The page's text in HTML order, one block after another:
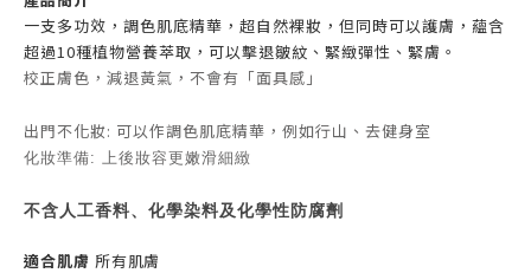
一支多功效， 調色肌底精華，超自然裸妝，但同時可以護膚，蘊含
超過10種植物營養萃取，可以擊退皺紋、緊緻彈性、緊膚。
校正膚色，減退黃氣，不會有「面具感」
出門不化妝: 可以作調色肌底精華，例如行山、去健身室
化妝準備: 上後妝容更嫩滑細緻
不含人工香料、化學染料及化學性防腐劑
適合肌膚 所有肌膚